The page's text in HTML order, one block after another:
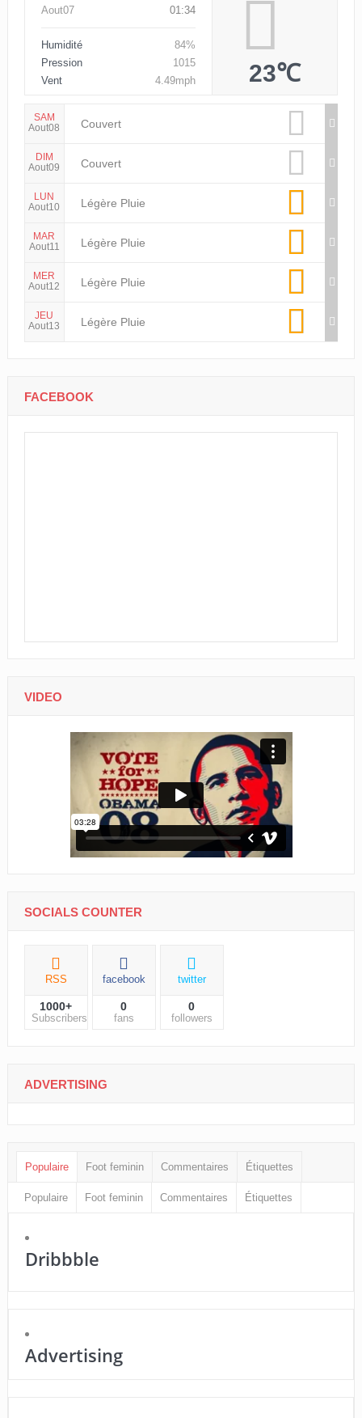
Aout07 01:34
Humidité
84%
Pression
1015
Vent
4.49mph 23℃
SAM
Aout08
Couvert
DIM
Aout09
Couvert
LUN
Aout10
Légère Pluie
MAR
Aout11
Légère Pluie
MER
Aout12
Légère Pluie
JEU
Aout13
Légère Pluie
FACEBOOK
VIDEO
SOCIALS COUNTER
RSS
1000+
Subscribers
facebook
0
fans
twitter
0
followers
ADVERTISING
Populaire Foot feminin Commentaires Étiquettes
Populaire Foot feminin Commentaires Étiquettes
Dribbble
Advertising